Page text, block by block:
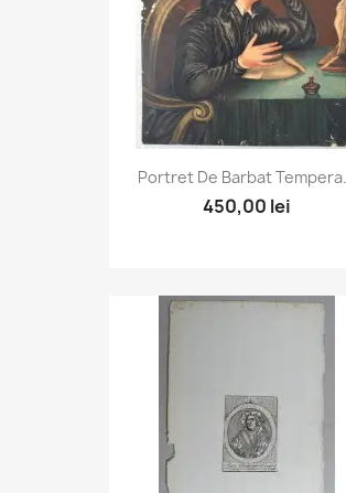
Portret De Barbat
450,00 lei